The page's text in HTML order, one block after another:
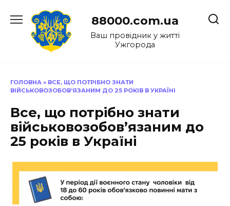
до
88000.com.ua
Ваш провідник у житті
Ужгорода
ГОЛОВНА » ВСЕ, ЩО ПОТРІБНО ЗНАТИ
ВІЙСЬКОВОЗОБОВ’ЯЗАНИМ ДО 25 РОКІВ В УКРАЇНІ
Все, що потрібно знати
військовозобов’язаним до
25 років в Україні